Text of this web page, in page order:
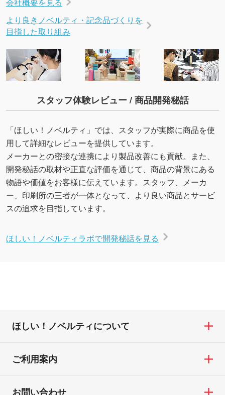
会社概要を見る
より良きノベルティ・記念品づくりを
目指した取り組み
スタッフ体験レビュー / 商品開発秘話
「ほしい！ノベルティ」では、スタッフが実際に商品を使
用して詳細なレビューを提供しています。
メーカーとの密接な連携により製品改善にも貢献。また、
開発秘話の取材や正直な評価を通じて、商品の背景にある
物語や価値をお客様に伝えています。スタッフ、メーカ
ー、印刷所の三者が一体となって、より良い商品とサービ
スの追求を目指しています。
ほしい！ノベルティラボで開発秘話を見る
ほしい！ノベルティについて
ご利用案内
お問い合わせ